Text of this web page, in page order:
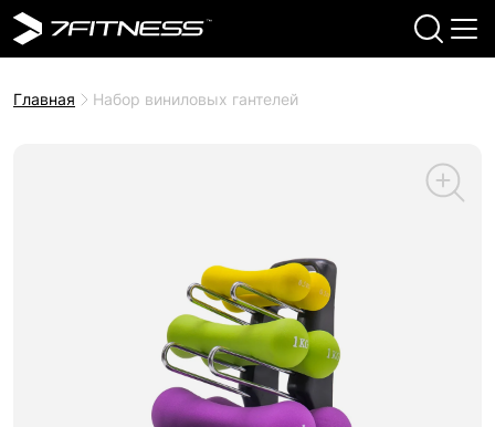
Главная Набор виниловых гантелей